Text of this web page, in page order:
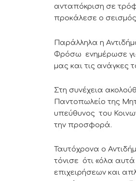
ανταπόκριση σε
προκάλεσε ο
Παράλληλα η
Φρόσω ενημέρωσε
μας και τις ανάγκες
Στη συνέχεια
Παντοπωλείο της
υπεύθυνος του
την προσφορά.
Ταυτόχρονα ο
τόνισε ότι «όλα
επιχειρήσεων και